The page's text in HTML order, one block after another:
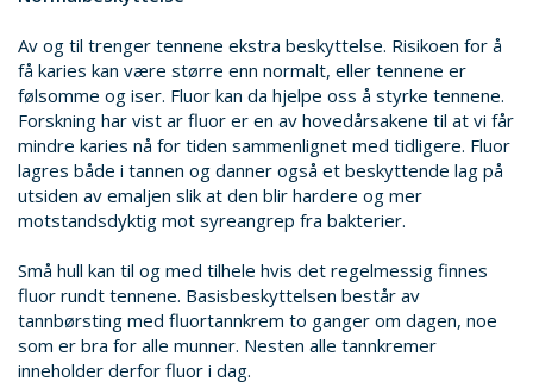
Av og til trenger tennene ekstra beskyttelse. Risikoen for å
få karies kan være større enn normalt, eller tennene er
følsomme og iser. Fluor kan da hjelpe oss å styrke tennene.
Forskning har vist ar fluor er en av hovedårsakene til at vi får
mindre karies nå for tiden sammenlignet med tidligere. Fluor
lagres både i tannen og danner også et beskyttende lag på
utsiden av emaljen slik at den blir hardere og mer
motstandsdyktig mot syreangrep fra bakterier.
Små hull kan til og med tilhele hvis det regelmessig finnes
fluor rundt tennene. Basisbeskyttelsen består av
tannbørsting med fluortannkrem to ganger om dagen, noe
som er bra for alle munner. Nesten alle tannkremer
inneholder derfor fluor i dag.